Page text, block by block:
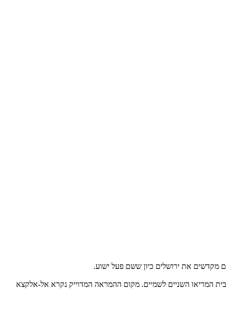
מקדשים את ירושלים כיון ששם פעל ישוע.
המריאו השניים לשמיים. מקום ההמראה המדוייק נקרא אל-אלקצא